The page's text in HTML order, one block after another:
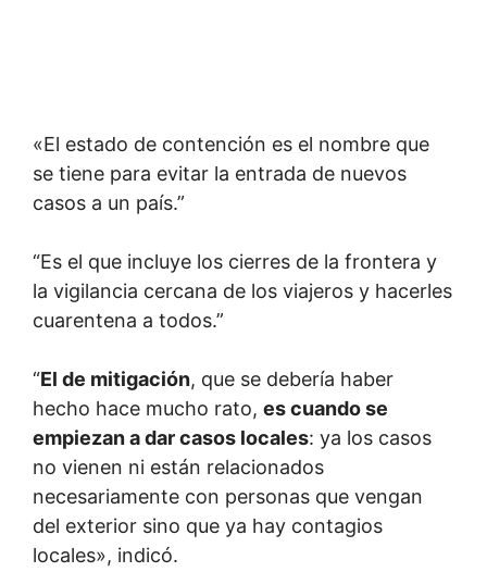
«El estado de contención es el nombre que
se tiene para evitar la entrada de nuevos
casos a un país.”
“Es el que incluye los cierres de la frontera y
la vigilancia cercana de los viajeros y hacerles
cuarentena a todos.”
“El de mitigación, que se debería haber
hecho hace mucho rato, es cuando se
empiezan a dar casos locales: ya los casos
no vienen ni están relacionados
necesariamente con personas que vengan
del exterior sino que ya hay contagios
locales», indicó.